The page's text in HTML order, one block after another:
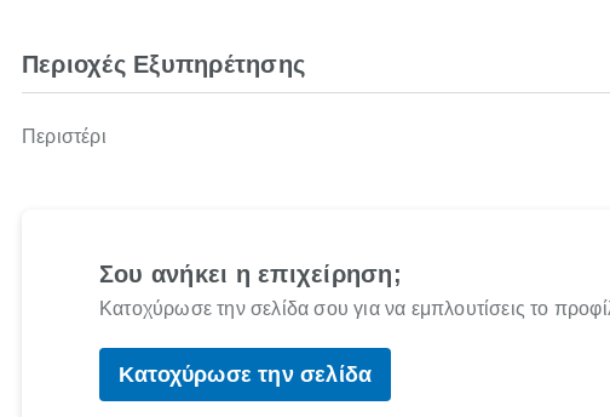
Περιοχές Εξυπηρέτησης
Περιστέρι
Σου ανήκει η επιχείρηση;
Κατοχύρωσε την σελίδα σου για να εμπλουτίσεις το
Κατοχύρωσε την σελίδα